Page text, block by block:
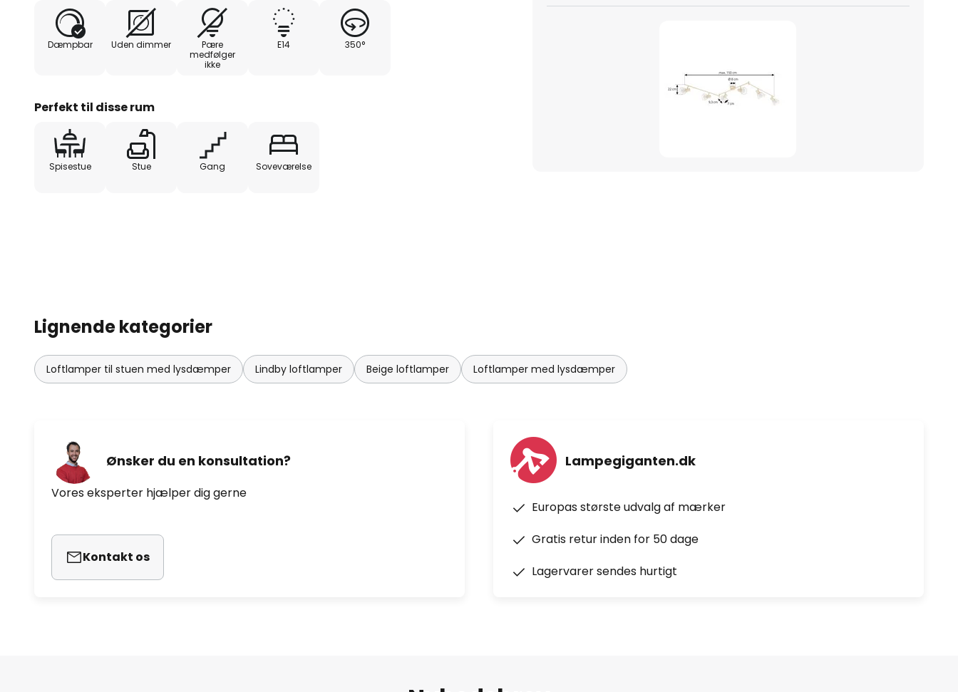
og drejes 350
Dæmpbar Uden dimmer
Pære
medfølger
ikke
E14 350°
Perfekt til disse rum
Spisestue Stue Gang Soveværelse
Lignende kategorier
Loftlamper til stuen med lysdæmper Lindby loftlamper Beige loftlamper Loftlamper med lysdæmper
Ønsker du en konsultation?
Vores eksperter hjælper dig gerne
Kontakt os
Lampegiganten.dk
Europas største udvalg af mærker
Gratis retur inden for 50 dage
Lagervarer sendes hurtigt